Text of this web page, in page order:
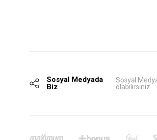
Sosyal Medyada
Biz
Sosyal
olabilirsiniz.